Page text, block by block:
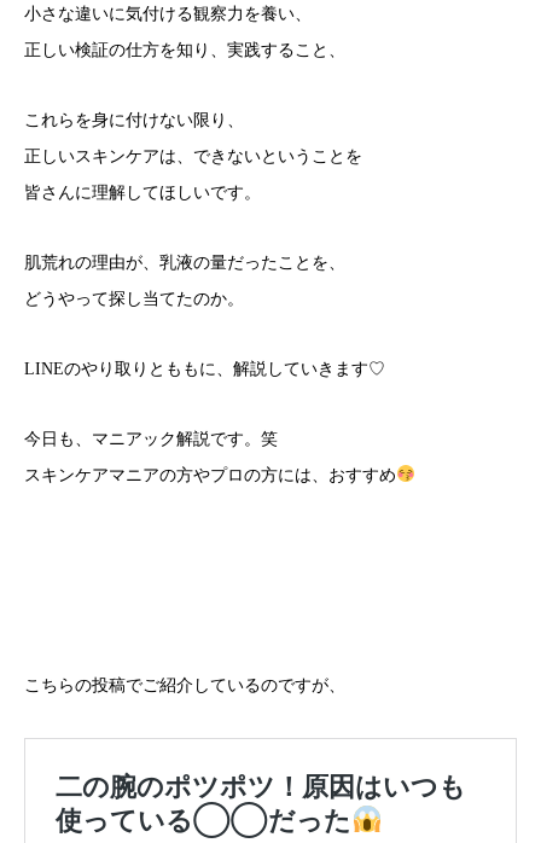
小さな違いに気付ける観察力を養い、
正しい検証の仕方を知り、実践すること、
これらを身に付けない限り、
正しいスキンケアは、できないということを
皆さんに理解してほしいです。
肌荒れの理由が、乳液の量だったことを、
どうやって探し当てたのか。
LINEのやり取りとももに、解説していきます♡
今日も、マニアック解説です。笑
スキンケアマニアの方やプロの方には、おすすめ
こちらの投稿でご紹介しているのですが、